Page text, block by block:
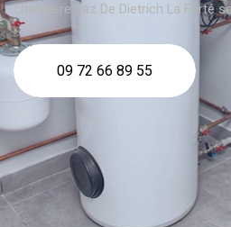
chaudière gaz De Dietrich La Ferté
09 72 66 89 55